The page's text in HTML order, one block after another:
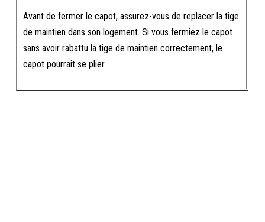
Avant de fermer le capot, assurez-vous de replacer la tige
de maintien dans son logement. Si vous fermiez le capot
sans avoir rabattu la tige de maintien correctement, le
capot pourrait se plier